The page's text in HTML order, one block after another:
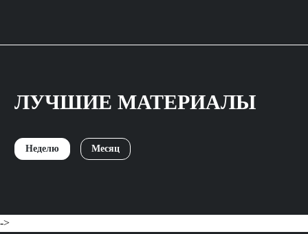
ЛУЧШИЕ МАТЕРИАЛЫ
Неделю Месяц
->